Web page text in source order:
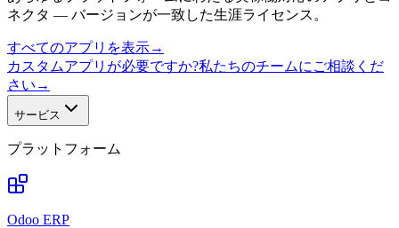
ネクタ — バージョンが一致した生涯ライセンス。
すべてのアプリを表示→
カスタムアプリが必要ですか?私たちのチームにご相談くだ
さい →
サービス
プラットフォーム
Odoo ERP